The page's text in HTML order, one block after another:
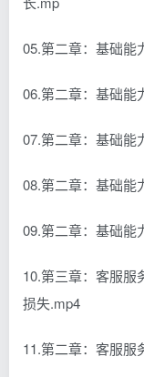
05.第二章：基础能
06.第二章：基础能
07.第二章：基础能
08.第二章：基础能
09.第二章：基础能
10.第三章：客服服
损失.mp4
11.第二章：客服服